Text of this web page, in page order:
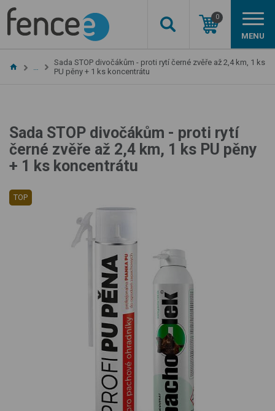
0
MENU
…
Sada STOP divočákům - proti rytí černé zvěře až 2,4 km, 1 ks
PU pěny + 1 ks koncentrátu
Sada STOP divočákům - proti rytí
černé zvěře až 2,4 km, 1 ks PU pěny
+ 1 ks koncentrátu
TOP